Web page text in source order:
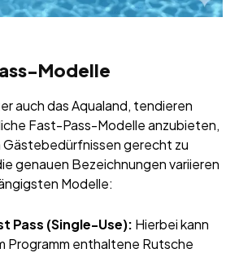
Modelle
auch das Aqualand, tendieren
Fast-Pass-Modelle anzubieten,
Gästebedürfnissen gerecht zu
genauen Bezeichnungen variieren
Modelle:
Pass (Single-Use): Hierbei kann
Programm enthaltene Rutsche